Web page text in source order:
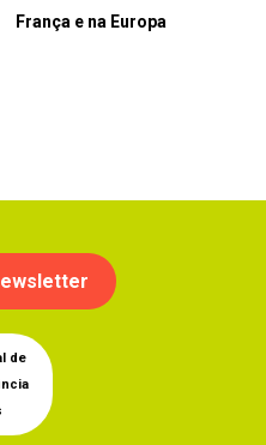
França e na Europa
de